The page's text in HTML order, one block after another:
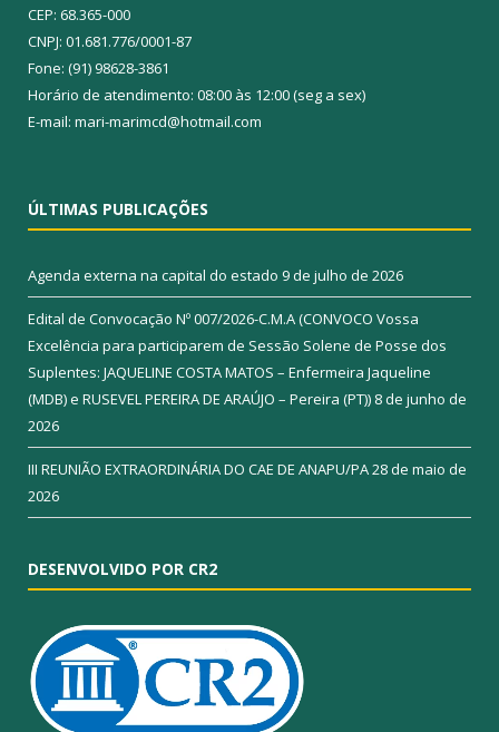
CEP: 68.365-000
CNPJ: 01.681.776/0001-87
Fone: (91) 98628-3861
Horário de atendimento: 08:00 às 12:00 (seg a sex)
E-mail: mari-marimcd@hotmail.com
ÚLTIMAS PUBLICAÇÕES
Agenda externa na capital do estado 9 de julho de 2026
Edital de Convocação Nº 007/2026-C.M.A (CONVOCO Vossa
Excelência para participarem de Sessão Solene de Posse dos
Suplentes: JAQUELINE COSTA MATOS – Enfermeira Jaqueline
(MDB) e RUSEVEL PEREIRA DE ARAÚJO – Pereira (PT)) 8 de junho de
2026
III REUNIÃO EXTRAORDINÁRIA DO CAE DE ANAPU/PA28 de maio de
2026
DESENVOLVIDO POR CR2